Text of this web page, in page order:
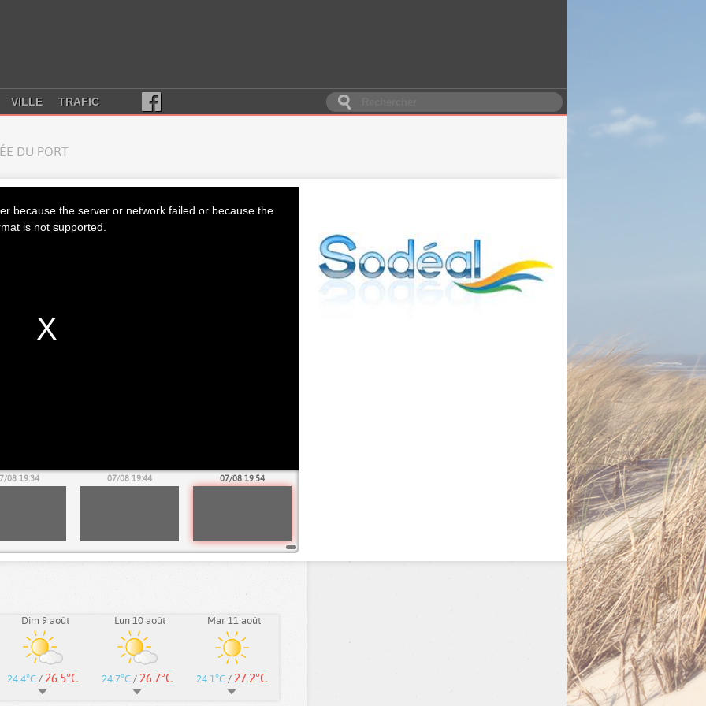
VILLE TRAFIC
DU PORT
because the server or network failed or because the
is not supported.
08 19:34 07/08 19:44 07/08 19:54
Dim 9 août
24.4°C / 26.5°C
Lun 10 août
24.7°C / 26.7°C
Mar 11 août
24.1°C / 27.2°C